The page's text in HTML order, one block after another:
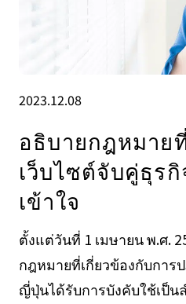
2023.12.08
อธิบายกฎหมาย
เว็บไซต์จับคู่ธุร
เข้าใจ
ตั้งแต่วันที่ 1 เมษายน พ.ศ.
กฎหมายที่เกี่ยวข้องกับการ
ญี่ปุ่นได้รับการบังคับใช้เป็น